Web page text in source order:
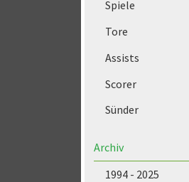
Spiele
Tore
Assists
Scorer
Sünder
Archiv
1994 - 2025